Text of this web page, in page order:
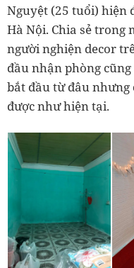
Nguyệt (25 tuổi) hiện
Hà Nội. Chia sẻ
người nghiện decor
đầu nhận phòng
bắt đầu từ đâu
được như hiện tại.